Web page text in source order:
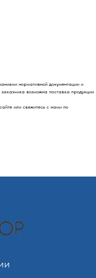
нормативной документации и
возможна поставка продукции
или свяжитесь с нами по